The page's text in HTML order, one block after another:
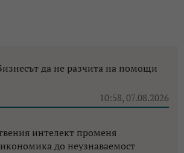
да не разчита на помощи
10:58, 07.08.2026
интелект променя
до неузнаваемост